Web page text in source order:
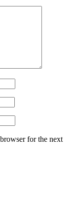
for the next